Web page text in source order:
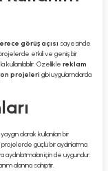
görüş açısı sayesinde
etkili ve geniş bir
kullanılabilir. Özellikle reklam
projeleri gibi uygulamalarda
olarak kullanılan bir
projelerde güçlü bir aydınlatma
için de uygundur.
alanına sahiptir.